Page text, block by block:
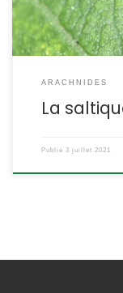
ARACHNIDES
La
Publié 3 juillet 2021